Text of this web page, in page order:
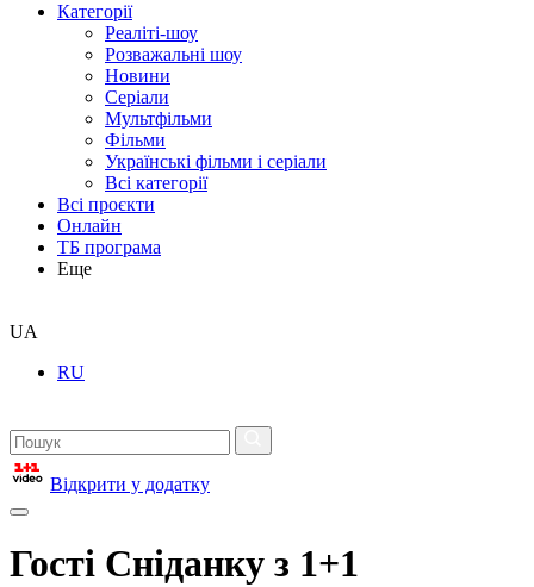
Категорії
Реаліті-шоу
Розважальні шоу
Новини
Серіали
Мультфільми
Фільми
Українські фільми і серіали
Всі категорії
Всі проєкти
Онлайн
ТБ програма
Еще
UA
RU
Відкрити у додатку
Гості Сніданку з 1+1